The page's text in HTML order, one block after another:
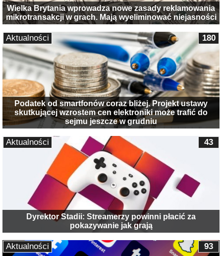
Wielka Brytania wprowadza nowe zasady reklamowania
mikrotransakcji w grach. Mają wyeliminować niejasności
Podatek od smartfonów coraz bliżej. Projekt ustawy
skutkującej wzrostem cen elektroniki może trafić do
sejmu jeszcze w grudniu
180
Aktualności
Dyrektor Stadii: Streamerzy powinni płacić za
pokazywanie jak grają
43
Aktualności
93
Aktualności